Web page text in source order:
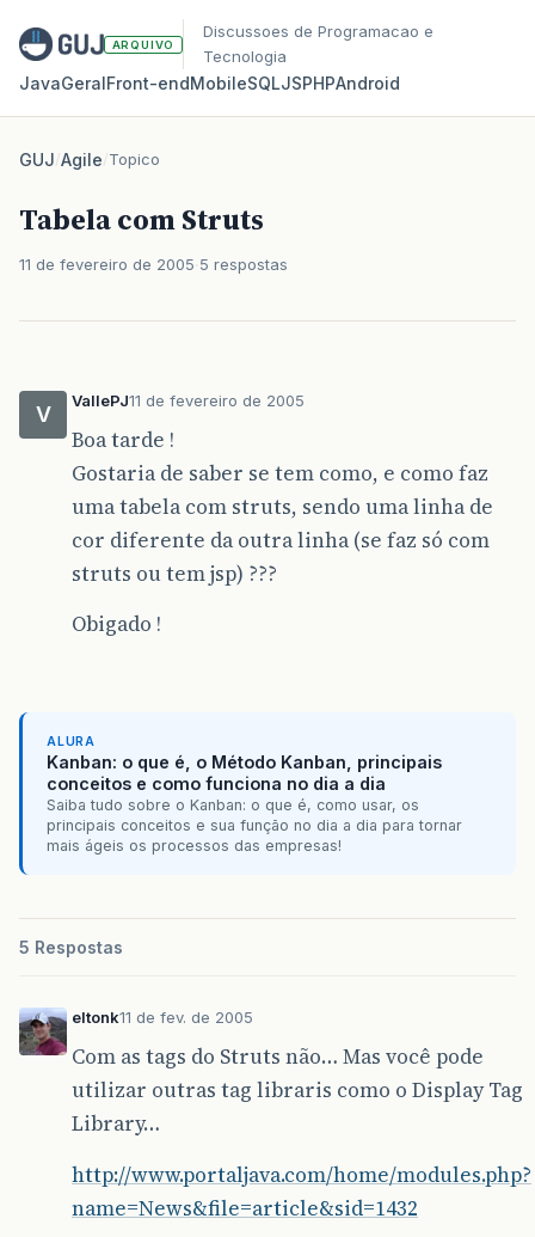
ARQUIVO
Discussoes de Programacao e
Tecnologia
JavaGeralFront‑endMobileSQLJSPHPAndroid
GUJ/Agile/Topico
Tabela com Struts
11 de fevereiro de 2005 5 respostas
V
VallePJ11 de fevereiro de 2005
Boa tarde !
Gostaria de saber se tem como, e como faz
uma tabela com struts, sendo uma linha de
cor diferente da outra linha (se faz só com
struts ou tem jsp) ???
Obigado !
ALURA
Kanban: o que é, o Método Kanban, principais
conceitos e como funciona no dia a dia
Saiba tudo sobre o Kanban: o que é, como usar, os
principais conceitos e sua função no dia a dia para tornar
mais ágeis os processos das empresas!
5 Respostas
eltonk11 de fev. de 2005
Com as tags do Struts não… Mas você pode
utilizar outras tag libraris como o Display Tag
Library…
http://www.portaljava.com/home/modules.php?
name=News&file=article&sid=1432